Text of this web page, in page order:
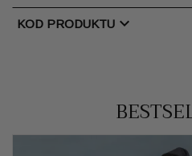
KOD PRODUKTU chevron_right